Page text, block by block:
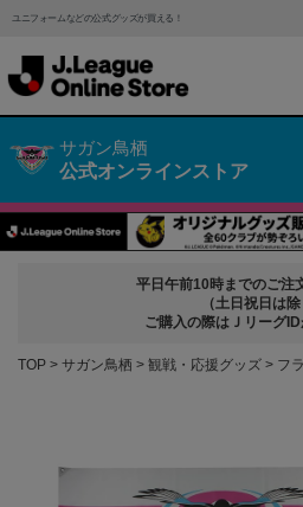
ユニフォームなどの公式グッズが買える！
サガン鳥栖
公式オンラインストア
平日午前10時までのご注
（土日祝日は除
ご購入の際はＪリーグID
TOP サガン鳥栖 観戦・応援グッズ フ